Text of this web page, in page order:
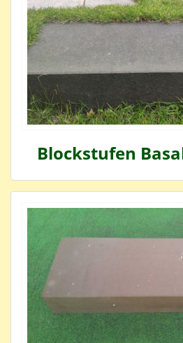
Blockstufen